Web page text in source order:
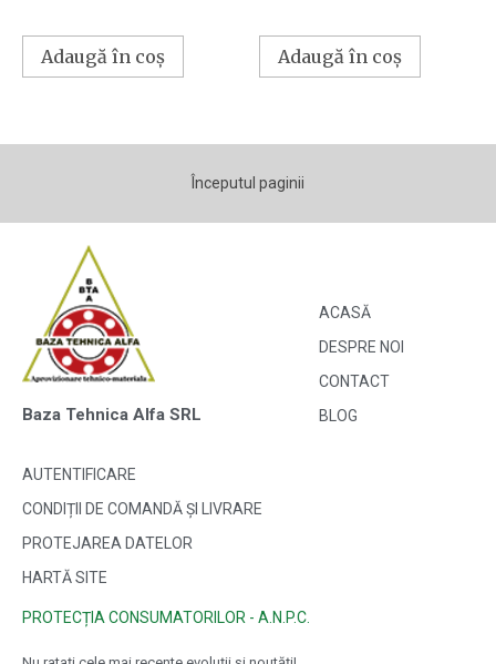
Adaugă în coș Adaugă în coș
Începutul paginii
Baza Tehnica Alfa SRL
ACASĂ
DESPRE NOI
CONTACT
BLOG
AUTENTIFICARE
CONDIȚII DE COMANDĂ ȘI LIVRARE
PROTEJAREA DATELOR
HARTĂ SITE
PROTECȚIA CONSUMATORILOR - A.N.P.C.